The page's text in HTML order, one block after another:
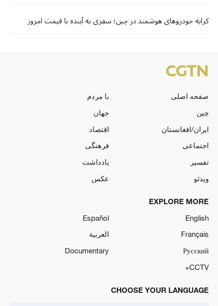
کرایه خودروهای هوشمند در چین؛ سفری به آینده با قیمت امروز
صفحه اصلی
با مردم
چین
جهان
ایران/افغانستان
اقتصاد
اجتماعی
فرهنگی
تفسیر
یادداشت
ویدئو
عکس
EXPLORE MORE
English
Español
Français
العربية
Русский
Documentary
CCTV+
CHOOSE YOUR LANGUAGE